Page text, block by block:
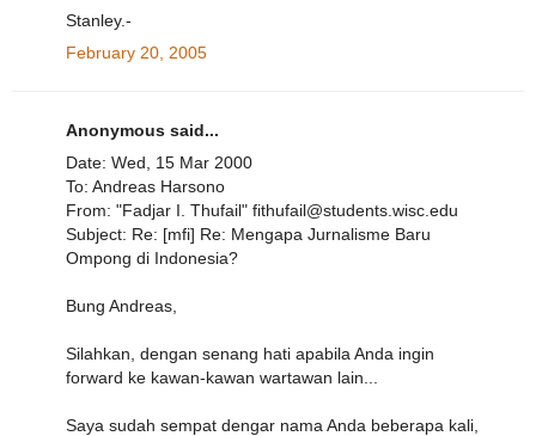
Stanley.-
February 20, 2005
Anonymous said...
Date: Wed, 15 Mar 2000
To: Andreas Harsono
From: "Fadjar I. Thufail" fithufail@students.wisc.edu
Subject: Re: [mfi] Re: Mengapa Jurnalisme Baru
Ompong di Indonesia?
Bung Andreas,
Silahkan, dengan senang hati apabila Anda ingin
forward ke kawan-kawan wartawan lain...
Saya sudah sempat dengar nama Anda beberapa kali,